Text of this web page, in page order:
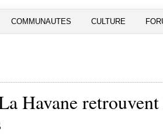
COMMUNAUTES CULTURE
Havane retrouvent